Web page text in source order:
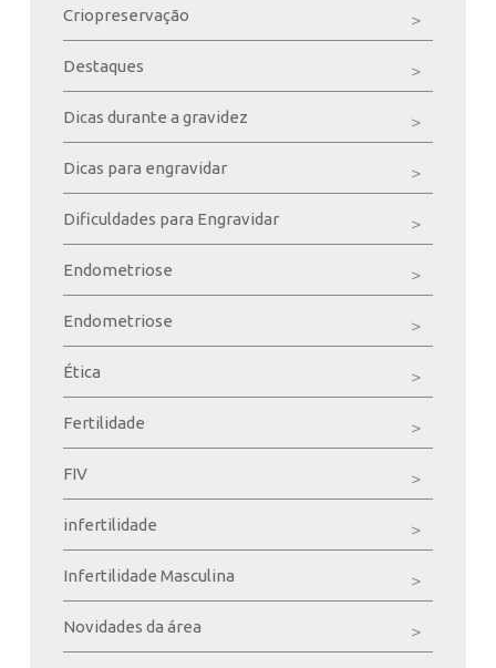
Criopreservação
Destaques
Dicas durante a gravidez
Dicas para engravidar
Dificuldades para Engravidar
Endometriose
Endometriose
Ética
Fertilidade
FIV
infertilidade
Infertilidade Masculina
Novidades da área